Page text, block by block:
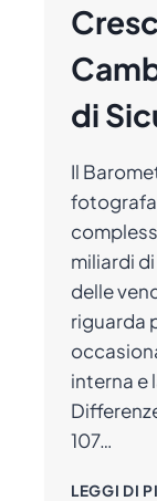
di
Il
fotografa
miliardi
delle
riguarda
interna e
107…
LEGGI DI